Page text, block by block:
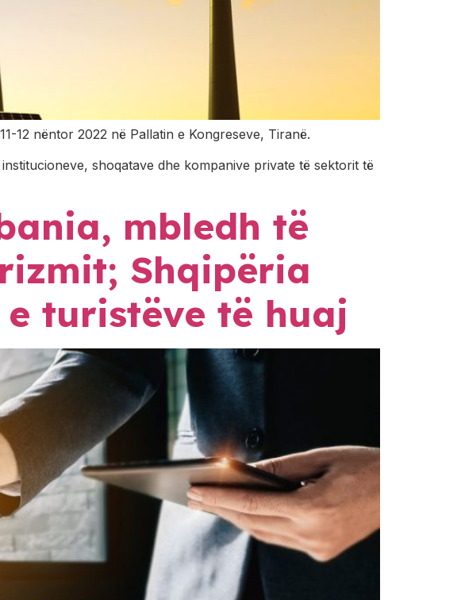
12 nëntor 2022 në Pallatin e Kongreseve, Tiranë.
shoqatave dhe kompanive private të sektorit të
mbledh të
Shqipëria
turistëve të huaj